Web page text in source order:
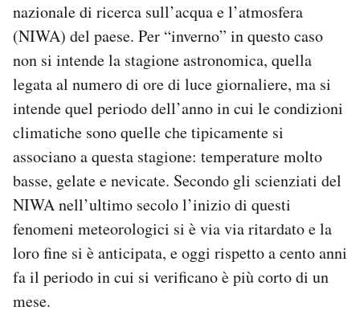
Area Personale
Newsletter
Notifiche mobile
Hai bisogno di aiuto?
Esci
nazionale di ricerca sull’acqua e l’atmosfera
(NIWA) del paese. Per “inverno” in questo caso
non si intende la stagione astronomica, quella
legata al numero di ore di luce giornaliere, ma si
intende quel periodo dell’anno in cui le condizioni
climatiche sono quelle che tipicamente si
associano a questa stagione: temperature molto
basse, gelate e nevicate. Secondo gli scienziati del
NIWA nell’ultimo secolo l’inizio di questi
fenomeni meteorologici si è via via ritardato e la
loro fine si è anticipata, e oggi rispetto a cento anni
fa il periodo in cui si verificano è più corto di un
mese.